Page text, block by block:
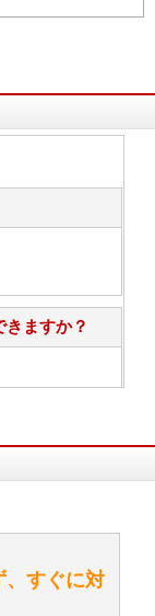
ますか？
探して取り
ます「おも
）
、すぐに対